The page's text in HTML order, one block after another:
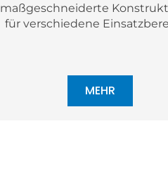
maßgeschneiderte
für verschiedene
MEHR